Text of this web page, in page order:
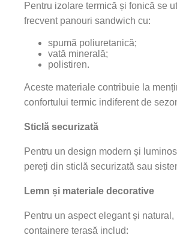
Pentru izolare termică și fonică se
frecvent panouri sandwich cu:
spumă poliuretanică;
vată minerală;
polistiren.
Aceste materiale contribuie la
confortului termic indiferent de
Sticlă securizată
Pentru un design modern și
pereți din sticlă securizată sau
Lemn și materiale decorative
Pentru un aspect elegant și natural,
containere terasă includ: